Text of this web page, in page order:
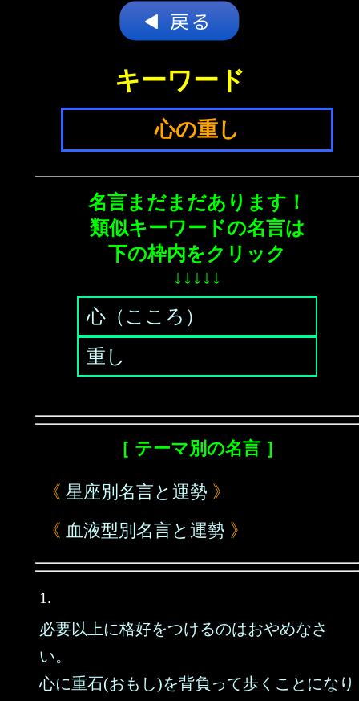
キーワード
心の重し
名言まだまだあります！
類似キーワードの名言は
下の枠内をクリック
↓↓↓↓↓
心（こころ）
重し
［ テーマ別の名言 ］
《 星座別名言と運勢 》
《 血液型別名言と運勢 》
1.
必要以上に格好をつけるのはおやめなさ
い。
心に重石(おもし)を背負って歩くことになり